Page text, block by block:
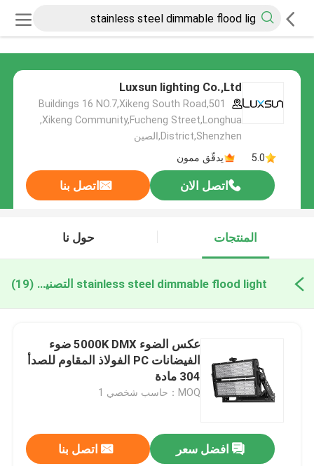
Luxsun lighting Co.,Ltd
501,Buildings 16 NO.7,Xikeng South Road
,Xikeng Community,Fucheng Street,Longhua
District,Shenzhen,الصين
5.0
يدقّق ممون
اتصل الان اتصل بنا
المنتجات حول نا
stainless steel dimmable flood light التصنيع عبر الإنترنت (19)
عكس الضوء 5000K DMX ضوء
الفيضانات PC الفولاذ المقاوم للصدأ
304 مادة
MOQ：حاسب شخصي 1
افضل سعر اتصل بنا